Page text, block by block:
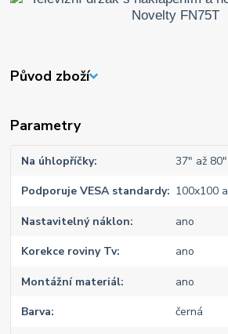
Původ zboží
Parametry
Na úhlopříčky 37" až 80"
Podporuje VESA standardy 100x100
Nastavitelný náklon ano
Korekce roviny Tv ano
Montážní materiál ano
Barva černá